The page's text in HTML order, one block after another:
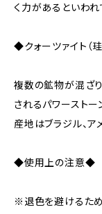
く力があるといわれ
◆クォーツァイト（
複数の鉱物が混ざ
されるパワーストー
産地はブラジル、ア
◆使用上の注意◆
※退色を避けるた